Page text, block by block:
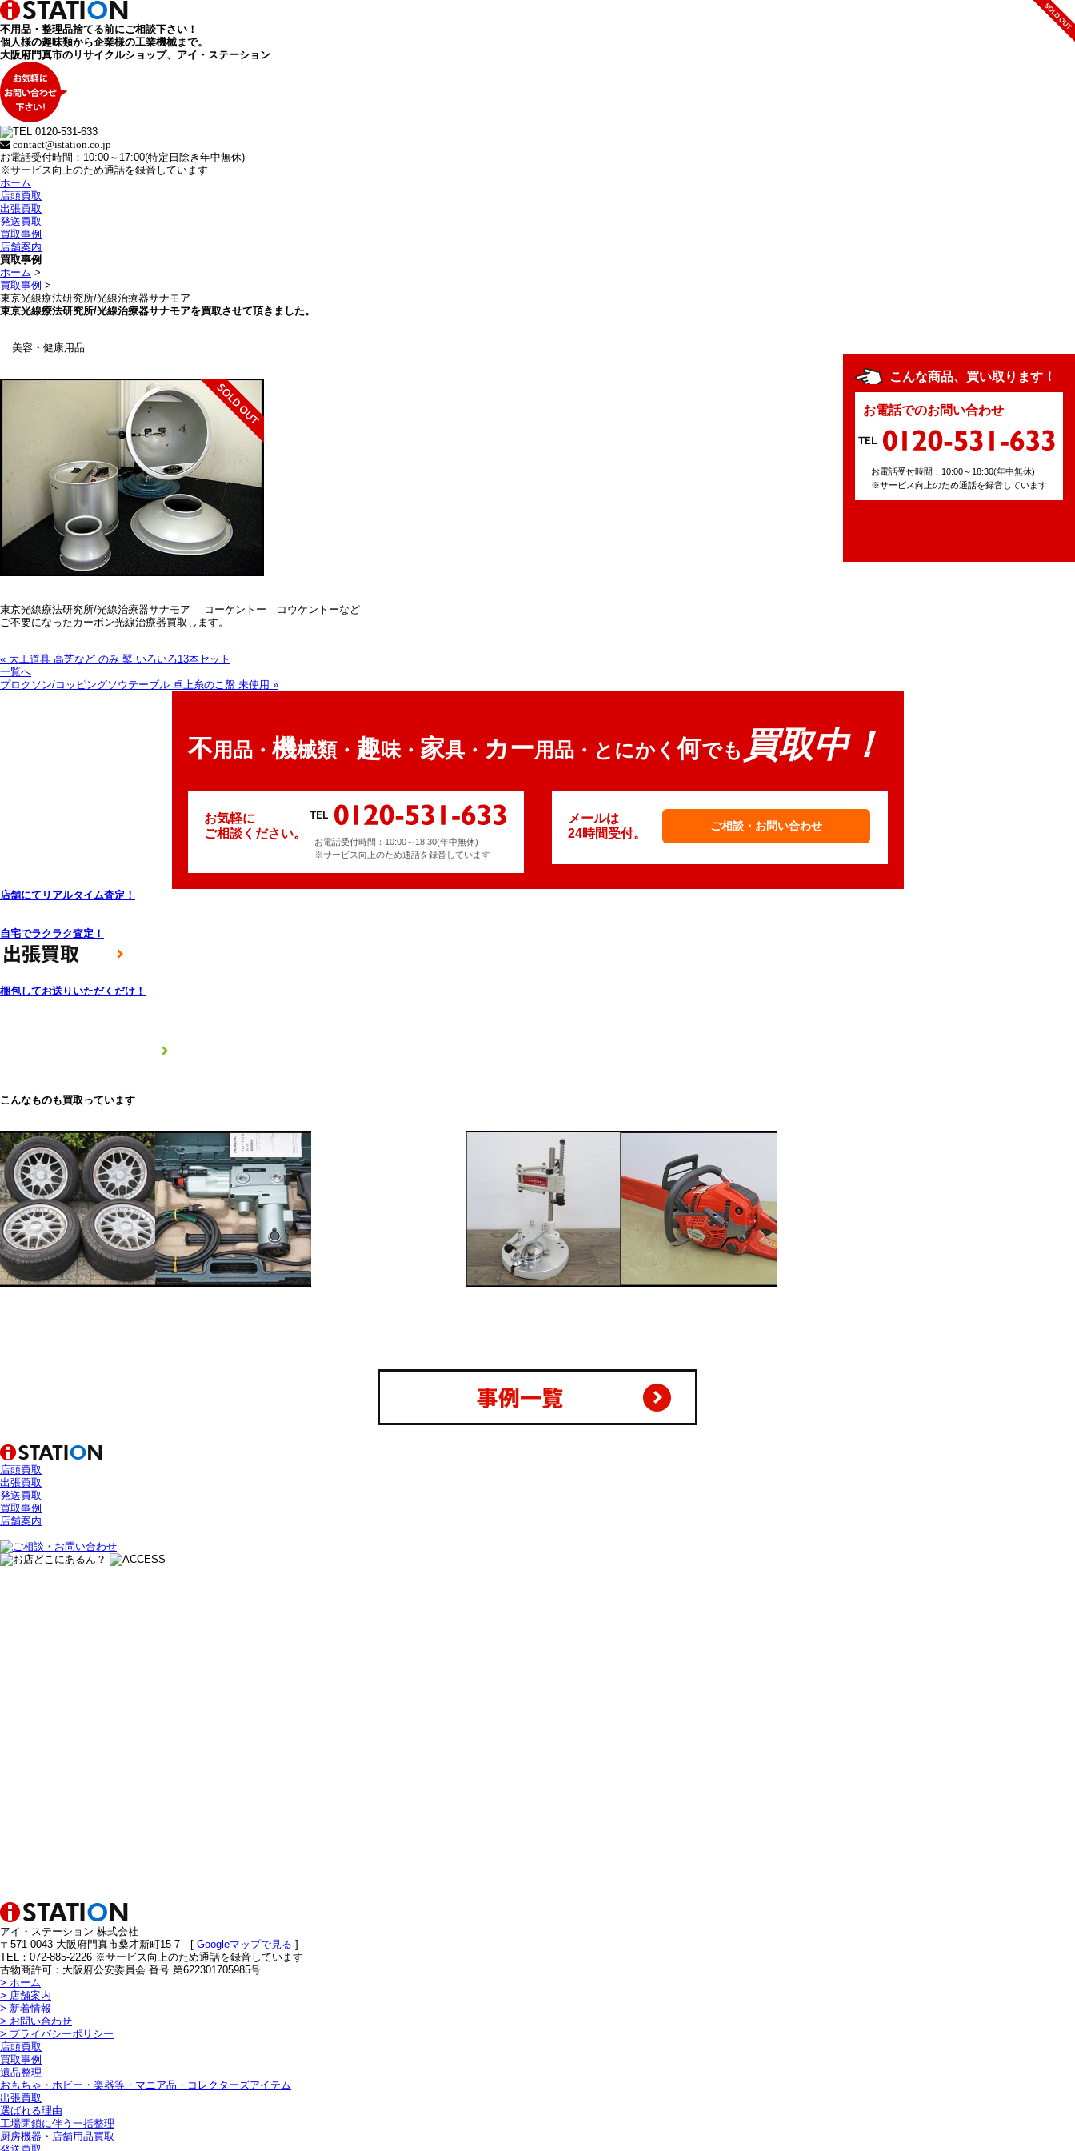
不用品・整理品捨てる前にご相談下さい！
個人様の趣味類から企業様の工業機械まで。
大阪府門真市のリサイクルショップ、アイ・ステーション
contact@istation.co.jp
お電話受付時間：10:00～17:00(特定日除き年中無休)
※サービス向上のため通話を録音しています
ホーム
店頭買取
出張買取
発送買取
買取事例
店舗案内
買取事例
ホーム >
買取事例 >
東京光線療法研究所/光線治療器サナモア
東京光線療法研究所/光線治療器サナモアを買取させて頂きました。
美容・健康用品
こんな商品、買い取ります！
お電話でのお問い合わせ
お電話受付時間：10:00～18:30(年中無休)
※サービス向上のため通話を録音しています
東京光線療法研究所/光線治療器サナモア コーケントー コウケントーなど
ご不要になったカーボン光線治療器買取します。
« 大工道具 高芝など のみ 鑿 いろいろ13本セット
一覧へ
プロクソン/コッピングソウテーブル 卓上糸のこ盤 未使用 »
不用品・ 機械類・ 趣味・ 家具・ カー用品・ とにかく何でも 買取中！
お気軽に
ご相談ください。
お電話受付時間：10:00～18:30(年中無休)
※サービス向上のため通話を録音しています
メールは
24時間受付。
ご相談・お問い合わせ
店舗にてリアルタイム査定！
自宅でラクラク査定！
梱包してお送りいただくだけ！
こんなものも買取っています
日立 オービタルサンダ/RYOBI
ミニサンダ
店頭買取
出張買取
発送買取
買取事例
店舗案内
アイ・ステーション 株式会社
〒571-0043 大阪府門真市桑才新町15-7 [ Googleマップで見る ]
TEL：072-885-2226 ※サービス向上のため通話を録音しています
古物商許可：大阪府公安委員会 番号 第622301705985号
> ホーム
> 店舗案内
> 新着情報
> お問い合わせ
> プライバシーポリシー
店頭買取
買取事例
遺品整理
おもちゃ・ホビー・楽器等・マニア品・コレクターズアイテム
出張買取
選ばれる理由
工場閉鎖に伴う一括整理
厨房機器・店舗用品買取